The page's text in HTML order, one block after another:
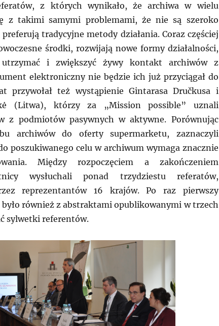
z których wynikało, że archiwa w wielu
z takimi samymi problemami, że nie są szeroko
tradycyjne metody działania. Coraz częściej
środki, rozwijają nowe formy działalności,
i zwiększyć żywy kontakt archiwów z
elektroniczny nie będzie ich już przyciągał do
przywołał też wystąpienie Gintarasa Dručkusa i
(Litwa), którzy za „Mission possible” uznali
z podmiotów pasywnych w aktywne. Porównując
archiwów do oferty supermarketu, zaznaczyli
poszukiwanego celu w archiwum wymaga znacznie
Między rozpoczęciem a zakończeniem
wysłuchali ponad trzydziestu referatów,
reprezentantów 16 krajów. Po raz pierwszy
było również z abstraktami opublikowanymi w trzech
sylwetki referentów.